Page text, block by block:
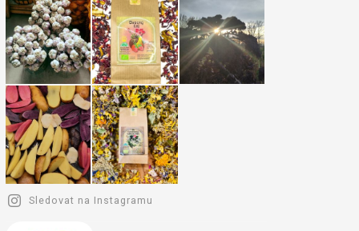
Sledovat na Instagramu